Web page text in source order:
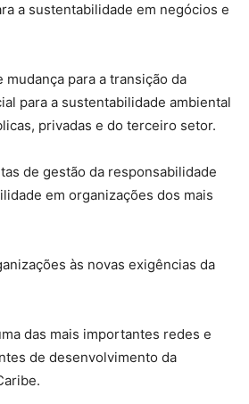
a sustentabilidade em negócios e
para a transição da
para a sustentabilidade ambiental
privadas e do terceiro setor.
de gestão da responsabilidade
em organizações dos mais
às novas exigências da
das mais importantes redes e
de desenvolvimento da